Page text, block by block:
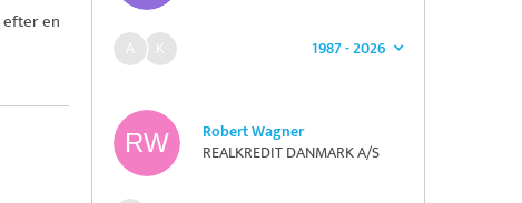
1987 - 2026
Robert Wagner
REALKREDIT DANMARK A/S
efter en